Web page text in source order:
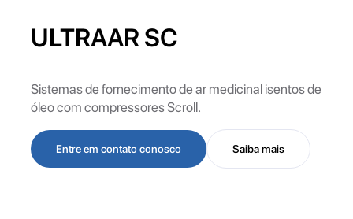
ULTRAAR SC
Sistemas de fornecimento de ar medicinal isentos de
óleo com compressores Scroll.
Entre em contato conosco Saiba mais